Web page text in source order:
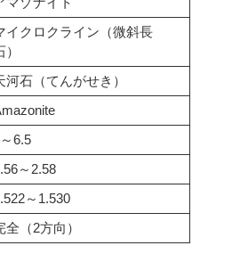
イクロクライン（微斜長
）
河石（てんがせき）
6.5
～2.58
～1.530
全（2方向）